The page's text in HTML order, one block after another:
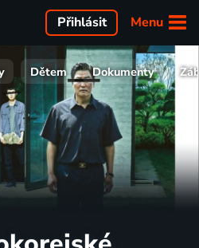
Menu
Přihlásit
Dětem Dokumenty